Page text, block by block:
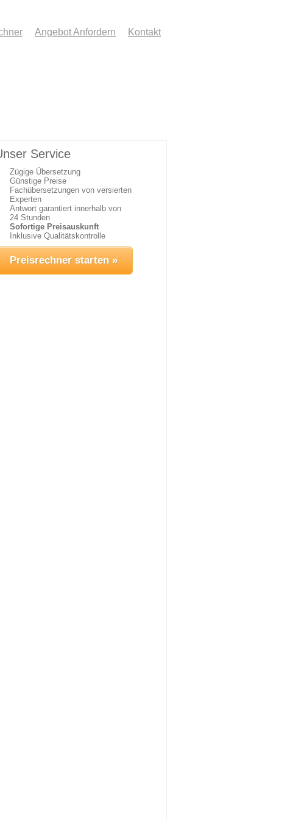
Angebot Anfordern Kontakt
Service
Zügige Übersetzung
Günstige Preise
Fachübersetzungen von versierten
Experten
Antwort garantiert innerhalb von
24 Stunden
Sofortige Preisauskunft
Inklusive Qualitätskontrolle
Preisrechner starten »